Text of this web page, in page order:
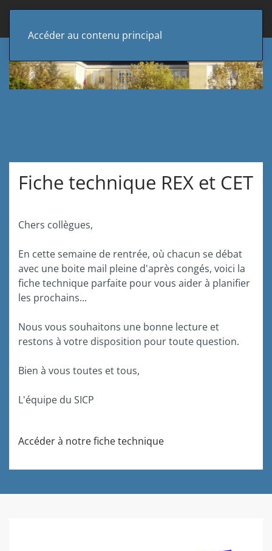
Accéder au contenu principal
Fiche technique REX et CET
Chers collègues,
En cette semaine de rentrée, où chacun se débat
avec une boite mail pleine d'après congés, voici la
fiche technique parfaite pour vous aider à planifier
les prochains...
Nous vous souhaitons une bonne lecture et
restons à votre disposition pour toute question.
Bien à vous toutes et tous,
L'équipe du SICP
Accéder à notre fiche technique